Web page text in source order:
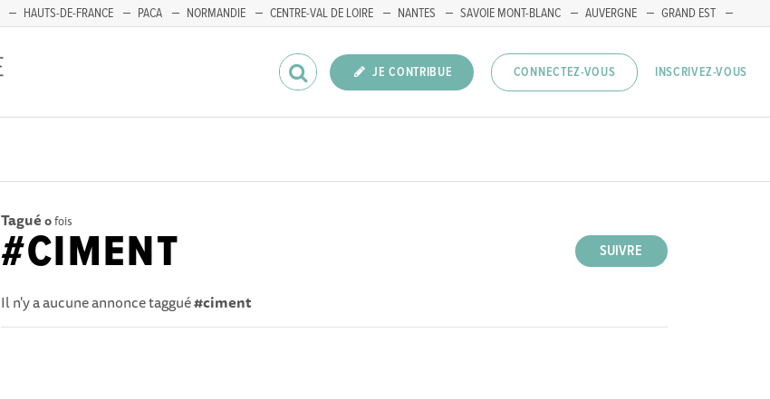
HAUTS-DE-FRANCE PACA NORMANDIE CENTRE-VAL DE LOIRE NANTES SAVOIE MONT-BLANC AUVERGNE
GRAND EST
JE CONTRIBUE CONNECTEZ-VOUS INSCRIVEZ-VOUS
Tagué 0fois
SUIVRE
#CIMENT
Il n'y a aucune annonce taggué#ciment